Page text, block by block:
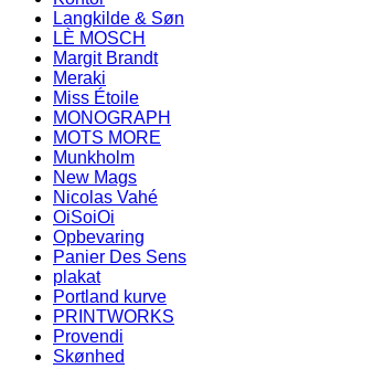
Langkilde & Søn
LÈ MOSCH
Margit Brandt
Meraki
Miss Étoile
MONOGRAPH
MOTS MORE
Munkholm
New Mags
Nicolas Vahé
OiSoiOi
Opbevaring
Panier Des Sens
plakat
Portland kurve
PRINTWORKS
Provendi
Skønhed